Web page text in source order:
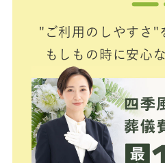
"ご利用のしやすさ"
もしもの時に安心